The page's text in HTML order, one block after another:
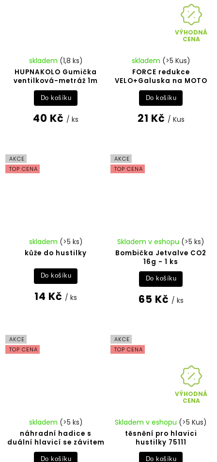
HUPNAKOLO Gumička
ventilková-metráž 1m
skladem (1,8 ks)
40 Kč / ks
Do košíku
VÝHODNÁ
CENA
FORCE redukce
VELO+Galuska na MOTO
skladem (>5 Kus)
21 Kč / Kus
Do košíku
AKCE
TOP CENA
kůže do hustilky
skladem (>5 ks)
14 Kč / ks
Do košíku
AKCE
TOP CENA
Bombička Jetvalve CO2
16g - 1 ks
Skladem v eshopu (>5 ks)
65 Kč / ks
Do košíku
AKCE
TOP CENA
náhradní hadice s
duální hlavicí se závitem
skladem (>5 ks)
Do košíku
AKCE
TOP CENA
VÝHODNÁ
CENA
těsnění pro hlavici
hustilky 75111
Skladem v eshopu (>5 Kus)
Do košíku